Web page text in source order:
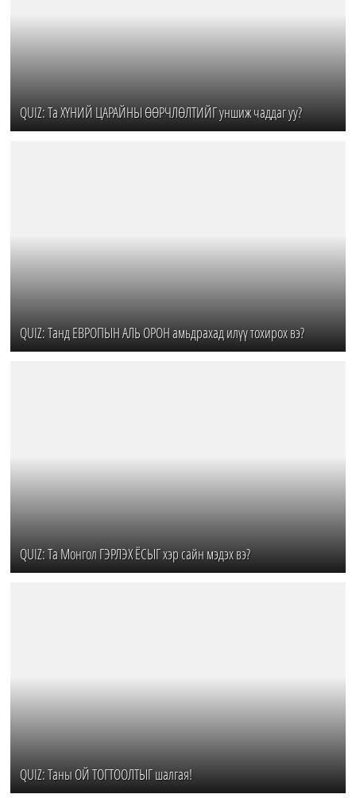
QUIZ: Та ХҮНИЙ ЦАРАЙНЫ ӨӨРЧЛӨЛТИЙГ уншиж чаддаг уу?
QUIZ: Танд ЕВРОПЫН АЛЬ ОРОН амьдрахад илүү тохирох вэ?
QUIZ: Та Монгол ГЭРЛЭХ ЁСЫГ хэр сайн мэдэх вэ?
QUIZ: Таны ОЙ ТОГТООЛТЫГ шалгая!